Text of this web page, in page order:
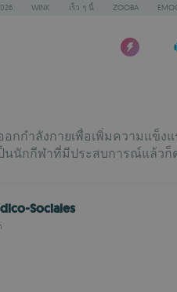
WINK เร็ว ๆ นี้ ZOOBA
ำลังกายเพื่อเพิ่มความแข็งแ
นนักกีฬาที่มีประสบการณ์แล้วก็
Sociales